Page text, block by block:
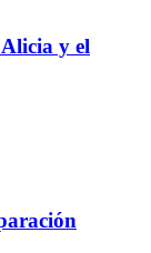
y el